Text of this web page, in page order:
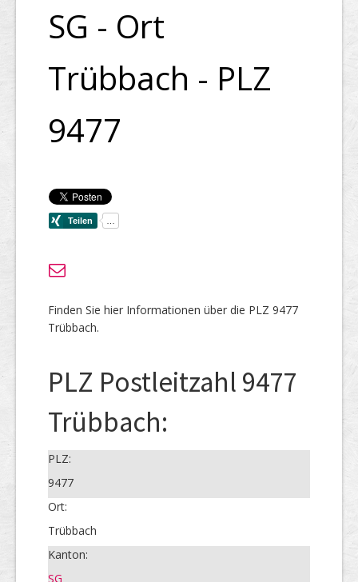
SG - Ort
Trübbach - PLZ
9477
Finden Sie hier Informationen über die PLZ 9477
Trübbach.
PLZ Postleitzahl 9477
Trübbach:
PLZ:
9477
Ort:
Trübbach
Kanton:
SG